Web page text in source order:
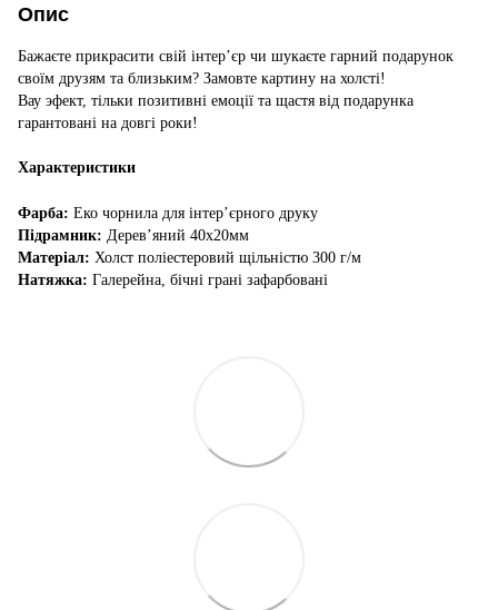
Опис
Бажаєте прикрасити свій інтер’єр чи шукаєте гарний подарунок
своїм друзям та близьким? Замовте картину на холсті!
Вау эфект, тільки позитивні емоції та щастя від подарунка
гарантовані на довгі роки!
Характеристики
Фарба: Еко чорнила для інтер’єрного друку
Підрамник: Дерев’яний 40х20мм
Матеріал: Холст поліестеровий щільністю 300 г/м
Натяжка: Галерейна, бічні грані зафарбовані